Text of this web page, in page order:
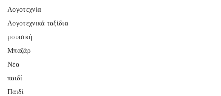
Λογοτεχνία
Λογοτεχνικά ταξίδια
μουσική
Μπαζάρ
Νέα
παιδί
Παιδί